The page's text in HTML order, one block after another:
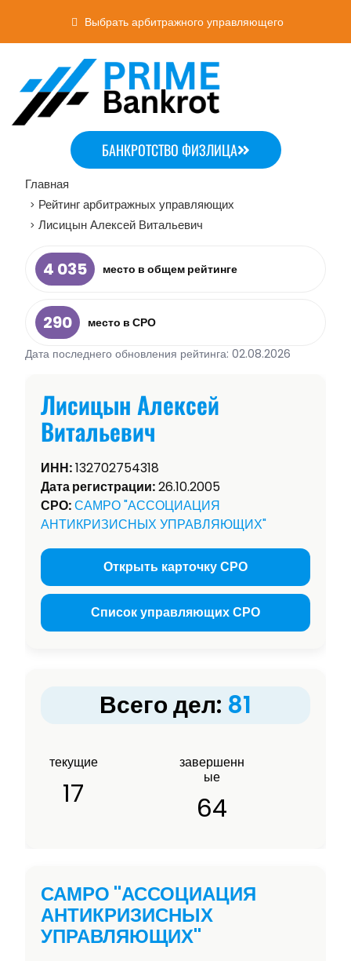
Выбрать арбитражного управляющего
БАНКРОТСТВО ФИЗЛИЦА
Главная
> Рейтинг арбитражных управляющих
> Лисицын Алексей Витальевич
4 035 место в общем рейтинге
290
место в СРО
Дата последнего обновления рейтинга: 02.08.2026
Лисицын Алексей
Витальевич
ИНН:132702754318
Дата регистрации:26.10.2005
СРО:САМРО "АССОЦИАЦИЯ
АНТИКРИЗИСНЫХ УПРАВЛЯЮЩИХ"
Открыть карточку СРО
Список управляющих СРО
Всего дел: 81
текущие
17
завершенн
ые
64
САМРО "АССОЦИАЦИЯ
АНТИКРИЗИСНЫХ
УПРАВЛЯЮЩИХ"